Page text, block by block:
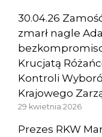
30.04.26
zmarł nagle
Krucjatą
Kontroli
Krajowego
29 kwietnia 2026
Prezes RKW